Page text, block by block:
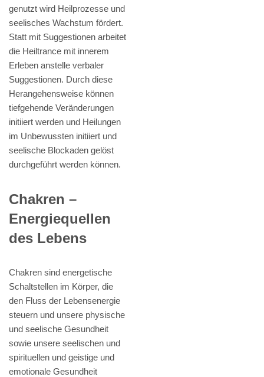
genutzt wird Heilprozesse und
seelisches Wachstum fördert.
Statt mit Suggestionen arbeitet
die Heiltrance mit innerem
Erleben anstelle verbaler
Suggestionen. Durch diese
Herangehensweise können
tiefgehende Veränderungen
initiiert werden und Heilungen
im Unbewussten initiiert und
seelische Blockaden gelöst
durchgeführt werden können.
Chakren –
Energiequellen
des Lebens
Chakren sind energetische
Schaltstellen im Körper, die
den Fluss der Lebensenergie
steuern und unsere physische
und seelische Gesundheit
sowie unsere seelischen und
spirituellen und geistige und
emotionale Gesundheit